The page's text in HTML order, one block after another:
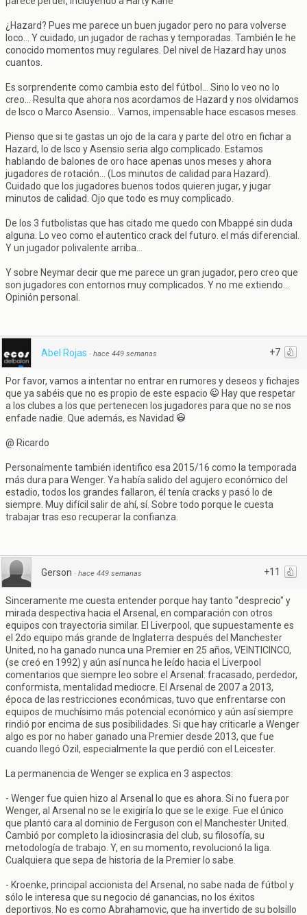
¿Hazard? Pues me parece un buen jugador pero no para volverse
loco... Y cuidado, un jugador de rachas y temporadas. También le he
conocido momentos muy regulares. Del nivel de Hazard hay unos
cuantos.
Es sorprendente como cambia esto del fútbol... Sino lo veo no lo
creo... Resulta que ahora nos acordamos de Hazard y nos olvidamos
de Isco o Marco Asensio... Vamos, impensable hace escasos meses.
Pienso que si te gastas un ojo de la cara y parte del otro en fichar a
Hazard, lo de Isco y Asensio seria algo complicado. Estamos
hablando de balones de oro hace apenas unos meses y ahora
jugadores de rotación... (Los minutos de calidad para Hazard).
Cuidado que los jugadores buenos todos quieren jugar, y jugar
minutos de calidad. Ojo que todo es muy complicado.
De los 3 futbolistas que has citado me quedo con Mbappé sin duda
alguna. Lo veo como el autentico crack del futuro. el más diferencial.
Y un jugador polivalente arriba...
Y sobre Neymar decir que me parece un gran jugador, pero creo que
son jugadores con entornos muy complicados. Y no me extiendo...
Opinión personal.
+7
Abel Rojas · hace 449 semanas
Por favor, vamos a intentar no entrar en rumores y deseos y fichajes
que ya sabéis que no es propio de este espacio
Hay que respetar
a los clubes a los que pertenecen los jugadores para que no se nos
enfade nadie. Que además, es Navidad
@ Ricardo
Personalmente también identifico esa 2015/16 como la temporada
más dura para Wenger. Ya había salido del agujero económico del
estadio, todos los grandes fallaron, él tenía cracks y pasó lo de
siempre. Muy difícil salir de ahí, sí. Sobre todo porque le cuesta
trabajar tras eso recuperar la confianza.
+11
Gerson · hace 449 semanas
Sinceramente me cuesta entender porque hay tanto "desprecio" y
mirada despectiva hacia el Arsenal, en comparación con otros
equipos con trayectoria similar. El Liverpool, que supuestamente es
el 2do equipo más grande de Inglaterra después del Manchester
United, no ha ganado nunca una Premier en 25 años, VEINTICINCO,
(se creó en 1992) y aún así nunca he leído hacia el Liverpool
comentarios que siempre leo sobre el Arsenal: fracasado, perdedor,
conformista, mentalidad mediocre. El Arsenal de 2007 a 2013,
época de las restricciones económicas, tuvo que enfrentarse con
equipos de muchísimo más potencial económico y aún así siempre
rindió por encima de sus posibilidades. Si que hay criticarle a Wenger
algo es por no haber ganado una Premier desde 2013, que fue
cuando llegó Ozil, especialmente la que perdió con el Leicester.
La permanencia de Wenger se explica en 3 aspectos:
- Wenger fue quien hizo al Arsenal lo que es ahora. Si no fuera por
Wenger, al Arsenal no se le exigiría lo que se le exige. Fue el único
que plantó cara al dominio de Ferguson con el Manchester United.
Cambió por completo la idiosincrasia del club, su filosofía, su
metodología de trabajo. Y, en su momento, revolucionó la liga.
Cualquiera que sepa de historia de la Premier lo sabe.
- Kroenke, principal accionista del Arsenal, no sabe nada de fútbol y
sólo le interesa que su negocio dé ganancias, no los éxitos
deportivos. No es como Abrahamovic, que ha invertido de su bolsillo